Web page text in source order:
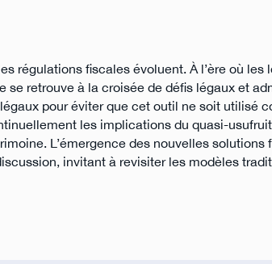
régulations fiscales évoluent. À l’ère où les
retrouve à la croisée de défis légaux et
pour éviter que cet outil ne soit utilisé
les implications du quasi-
L’émergence des nouvelles
invitant à revisiter les modèles